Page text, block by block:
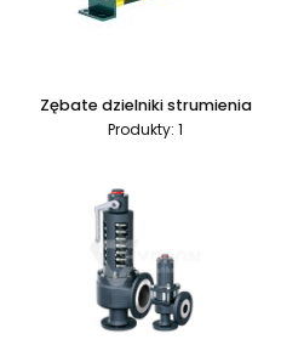
Zębate dzielniki strumienia
Produkty: 1